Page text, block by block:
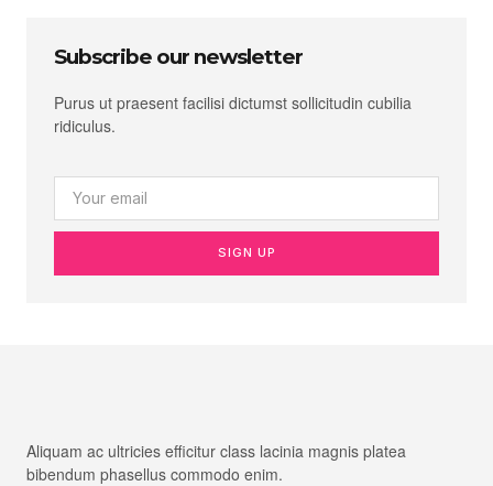
Subscribe our newsletter
Purus ut praesent facilisi dictumst sollicitudin cubilia
ridiculus.
SIGN UP
Aliquam ac ultricies efficitur class lacinia magnis platea
bibendum phasellus commodo enim.